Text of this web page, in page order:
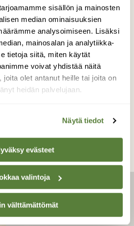
sisällön ja mainosten
median ominaisuuksien
analysoimiseen. Lisäksi
mainosalan ja analytiikka-
tietoja siitä, miten käytät
voivat yhdistää näitä
joita olet antanut heille tai joita on
heidän palvelujaan.
Näytä tiedot
evästeet
valintoja
välttämättömät
VILLI PUUTARHA
toukokuu!
Uusin lehti